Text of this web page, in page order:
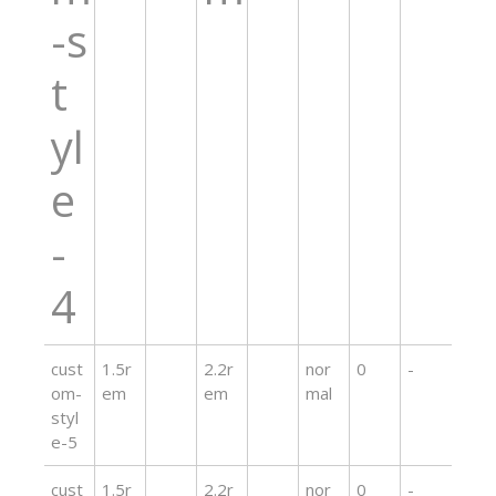
-s
t
yl
e
-
4
cust
om-
styl
e-5
1.5r
em
2.2r
em
nor
mal
0 -
cust 1.5r 2.2r nor 0 -